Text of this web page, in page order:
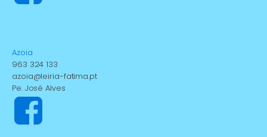
Azoia
963 324 133
azoia@leiria-fatima.pt
Pe. José Alves